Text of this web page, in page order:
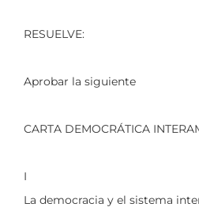
RESUELVE:
Aprobar la siguiente
CARTA DEMOCRÁTICA
I
La democracia y el sistema